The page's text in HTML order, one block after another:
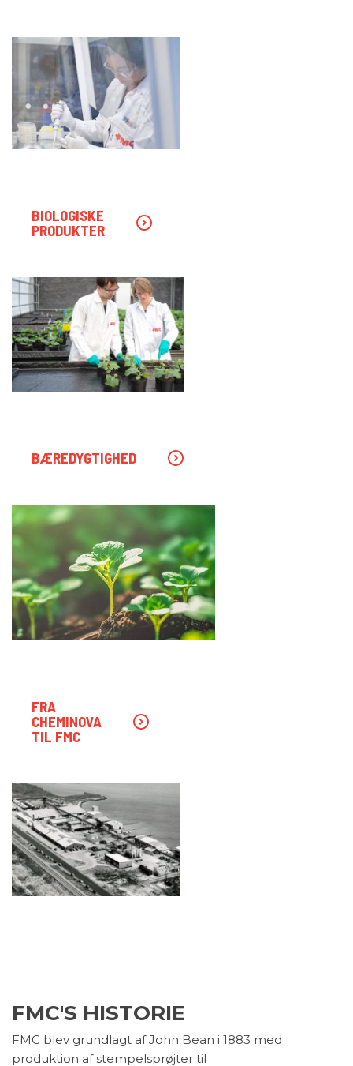
BIOLOGISKE
PRODUKTER
BÆREDYGTIGHED
FRA
CHEMINOVA
TIL FMC
FMC'S HISTORIE
FMC blev grundlagt af John Bean i 1883 med
produktion af stempelsprøjter til